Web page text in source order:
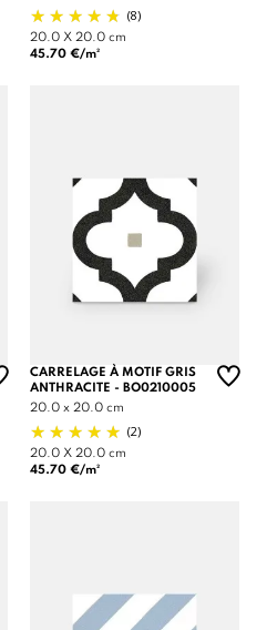
(8)
20.0 X 20.0 cm
45.70 €/m²
CARRELAGE À MOTIF GRIS
ANTHRACITE - BO0210005
20.0 x 20.0 cm
(2)
20.0 X 20.0 cm
45.70 €/m²